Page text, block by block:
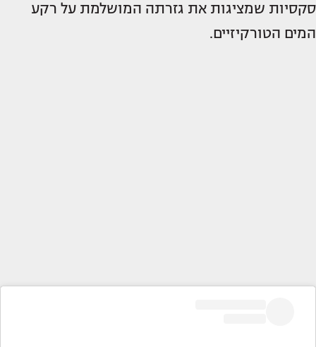
סקסיות שמציגות את גזרתה המושלמת על רקע
המים הטורקיזיים.